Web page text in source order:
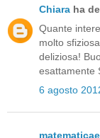
Chiara ha
Quante
molto
deliziosa!
esattamente
6 agosto